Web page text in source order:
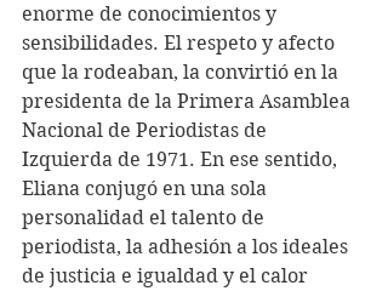
enorme de conocimientos y
sensibilidades. El respeto y afecto
que la rodeaban, la convirtió en la
presidenta de la Primera Asamblea
Nacional de Periodistas de
Izquierda de 1971. En ese sentido,
Eliana conjugó en una sola
personalidad el talento de
periodista, la adhesión a los ideales
de justicia e igualdad y el calor